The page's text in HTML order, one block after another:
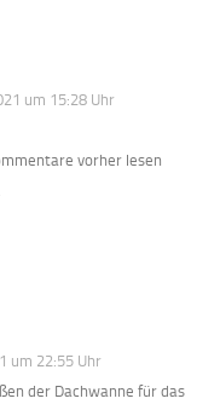
um 15:28 Uhr
vorher lesen
um 22:55 Uhr
der Dachwanne für das